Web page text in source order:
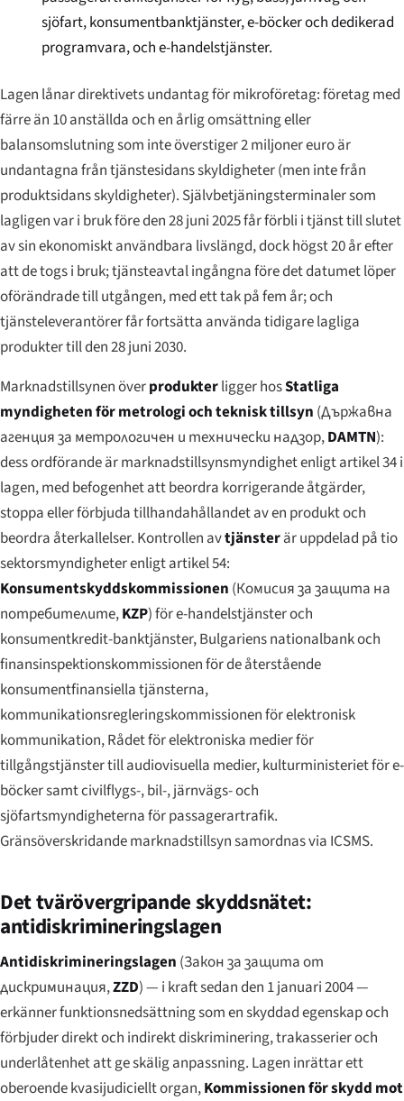
sjöfart, konsumentbanktjänster, e-böcker och dedikerad
programvara, och e-handelstjänster.
Lagen lånar direktivets undantag för mikroföretag: företag med
färre än 10 anställda och en årlig omsättning eller
balansomslutning som inte överstiger 2 miljoner euro är
undantagna från tjänstesidans skyldigheter (men inte från
produktsidans skyldigheter). Självbetjäningsterminaler som
lagligen var i bruk före den 28 juni 2025 får förbli i tjänst till slutet
av sin ekonomiskt användbara livslängd, dock högst 20 år efter
att de togs i bruk; tjänsteavtal ingångna före det datumet löper
oförändrade till utgången, med ett tak på fem år; och
tjänsteleverantörer får fortsätta använda tidigare lagliga
produkter till den 28 juni 2030.
Marknadstillsynen överprodukterligger hosStatliga
myndigheten för metrologi och teknisk tillsyn (Държавна
агенция за метрологичен и технически надзор,DAMTN):
dess ordförande är marknadstillsynsmyndighet enligt artikel 34 i
lagen, med befogenhet att beordra korrigerande åtgärder,
stoppa eller förbjuda tillhandahållandet av en produkt och
beordra återkallelser. Kontrollen avtjänsterär uppdelad på tio
sektorsmyndigheter enligt artikel 54:
Konsumentskyddskommissionen (Комисия за защита на
потребителите,KZP) för e-handelstjänster och
konsumentkredit-banktjänster, Bulgariens nationalbank och
finansinspektionskommissionen för de återstående
konsumentfinansiella tjänsterna,
kommunikationsregleringskommissionen för elektronisk
kommunikation, Rådet för elektroniska medier för
tillgångstjänster till audiovisuella medier, kulturministeriet för e-
böcker samt civilflygs-, bil-, järnvägs- och
sjöfartsmyndigheterna för passagerartrafik.
Gränsöverskridande marknadstillsyn samordnas via ICSMS.
Det tvärövergripande skyddsnätet:
antidiskrimineringslagen
Antidiskrimineringslagen (Закон за защита от
дискриминация,ZZD) — i kraft sedan den 1 januari 2004 —
erkänner funktionsnedsättning som en skyddad egenskap och
förbjuder direkt och indirekt diskriminering, trakasserier och
underlåtenhet att ge skälig anpassning. Lagen inrättar ett
oberoende kvasijudiciellt organ,Kommissionen för skydd mot